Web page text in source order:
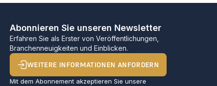
Abonnieren Sie unseren Newsletter
Erfahren Sie als Erster von Veröffentlichungen,
Branchenneuigkeiten und Einblicken.
WEITERE INFORMATIONEN ANFORDERN
Mit dem Abonnement akzeptieren Sie unsere